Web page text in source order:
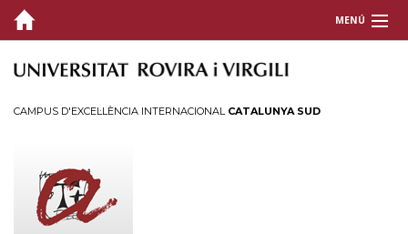
MENÚ
QUI SOM
FORMACIÓ I SUPORT
CONTACTEU
CAMPUS D'EXCEL·LÈNCIA INTERNACIONAL CATALUNYA SUD